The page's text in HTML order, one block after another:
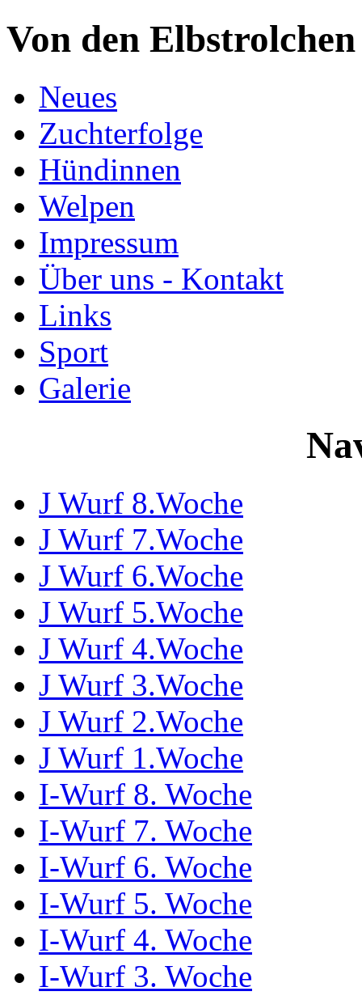
Von den Elbstrolchen
Neues
Zuchterfolge
Hündinnen
Welpen
Impressum
Über uns - Kontakt
Links
Sport
Galerie
J Wurf 8.Woche
J Wurf 7.Woche
J Wurf 6.Woche
J Wurf 5.Woche
J Wurf 4.Woche
J Wurf 3.Woche
J Wurf 2.Woche
J Wurf 1.Woche
I-Wurf 8. Woche
I-Wurf 7. Woche
I-Wurf 6. Woche
I-Wurf 5. Woche
I-Wurf 4. Woche
I-Wurf 3. Woche